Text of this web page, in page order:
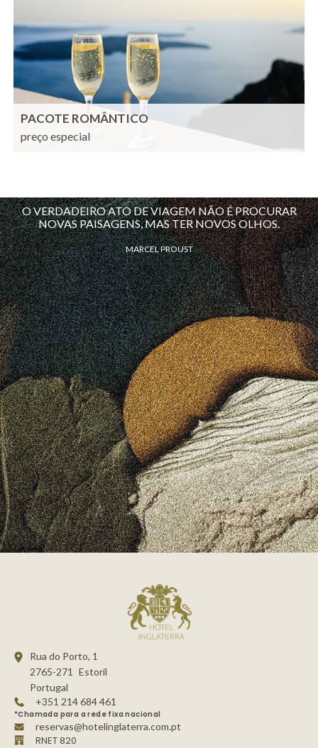
PACOTE ROMÂNTICO
preço especial
O VERDADEIRO ATO DE VIAGEM NÃO É PROCURAR
NOVAS PAISAGENS, MAS TER NOVOS OLHOS.
MARCEL PROUST
Rua do Porto, 1
2765-271
Estoril
Portugal
+351 214 684 461
*Chamada para a rede fixa nacional
reservas@hotelinglaterra.com.pt
RNET 820